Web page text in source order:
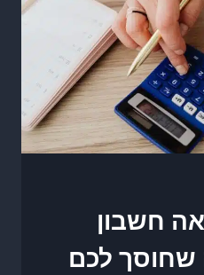
חשבון
שחוסך לכם